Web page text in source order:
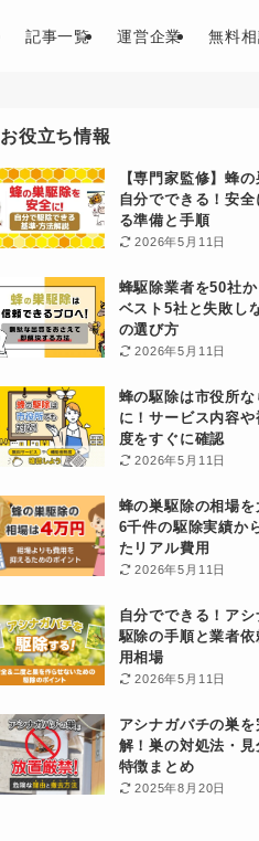
記事一覧 運営企業 無料
お役立ち情報
【専門家監修】蜂
自分でできる！安全
る準備と手順
2026年5月11日
蜂駆除業者を50社か
ベスト5社と失敗し
の選び方
2026年5月11日
蜂の駆除は市役所な
に！サービス内容や
度をすぐに確認
2026年5月11日
蜂の巣駆除の相場を
6千件の駆除実績か
たリアル費用
2026年5月11日
自分でできる！アシ
駆除の手順と業者依
用相場
2026年5月11日
アシナガバチの巣を
解！巣の対処法・見
特徴まとめ
2025年8月20日